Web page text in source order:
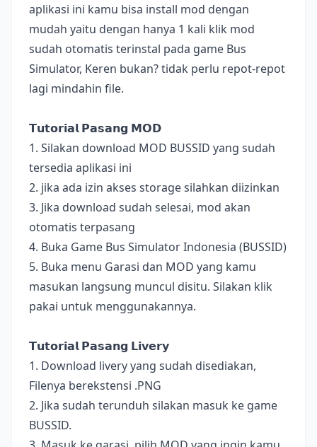
aplikasi ini kamu bisa install mod dengan
mudah yaitu dengan hanya 1 kali klik mod
sudah otomatis terinstal pada game Bus
Simulator, Keren bukan? tidak perlu repot-repot
lagi mindahin file.
𝗧𝘂𝘁𝗼𝗿𝗶𝗮𝗹 𝗣𝗮𝘀𝗮𝗻𝗴 𝗠𝗢𝗗
1. Silakan download MOD BUSSID yang sudah
tersedia aplikasi ini
2. jika ada izin akses storage silahkan diizinkan
3. Jika download sudah selesai, mod akan
otomatis terpasang
4. Buka Game Bus Simulator Indonesia (BUSSID)
5. Buka menu Garasi dan MOD yang kamu
masukan langsung muncul disitu. Silakan klik
pakai untuk menggunakannya.
𝗧𝘂𝘁𝗼𝗿𝗶𝗮𝗹 𝗣𝗮𝘀𝗮𝗻𝗴 𝗟𝗶𝘃𝗲𝗿𝘆
1. Download livery yang sudah disediakan,
Filenya berekstensi .PNG
2. Jika sudah terunduh silakan masuk ke game
BUSSID.